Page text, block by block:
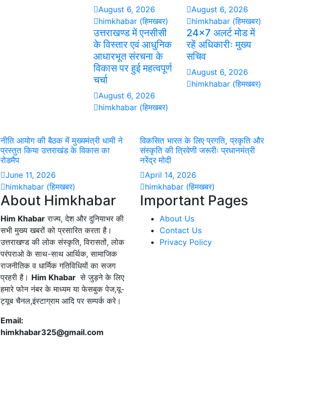
August 6, 2026
himkhabar (हिमखबर)
August 6, 2026
himkhabar (हिमखबर)
उत्तराखण्ड में एनसीसी
के विस्तार एवं आधुनिक
आधारभूत संरचना के
विकास पर हुई महत्वपूर्ण
चर्चा
August 6, 2026
himkhabar (हिमखबर)
24×7 अलर्ट मोड में
रहें अधिकारीः मुख्य
सचिव
August 6, 2026
himkhabar (हिमखबर)
नीति आयोग की बैठक में मुख्यमंत्री धामी ने
प्रस्तुत किया उत्तराखंड के विकास का
रोडमैप
June 11, 2026
himkhabar (हिमखबर)
विकसित भारत के लिए प्रगति, प्रकृति और
संस्कृति की त्रिवेणी जरूरीः प्रधानमंत्री
नरेंद्र मोदी
April 14, 2026
himkhabar (हिमखबर)
About Himkhabar
Him Khabar राज्य, देश और दुनियाभर की
सभी मुख्य खबरों को प्रसारित करता है।
उत्तराखण्ड की लोक संस्कृति, विरासतों, लोक
परंपराओ के साथ-साथ आर्थिक, सामाजिक
राजनीतिक व धार्मिक गतिविधियों का सजग
प्रहरी है। Him Khabar से जुड़ने के लिए
हमारे फोन नंबर के माध्यम या फेसबुक पेज,यू-
ट्यूब चैनल,इंस्टाग्राम आदि पर सम्पर्क करे।
Email:
himkhabar325@gmail.com
Important Pages
About Us
Contact Us
Privacy Policy